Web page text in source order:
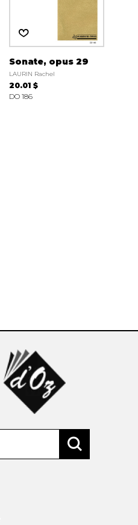
Sonate, opus 29
LAURIN Rachel
20.01 $
DO 186